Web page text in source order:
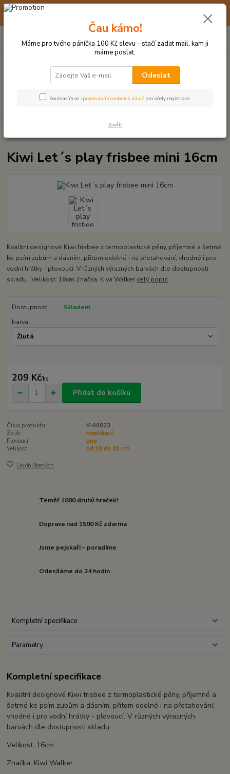
☀️ 10. - 14. SRPNA 2026 MÁME DOVOLENOU ☀️ OBJEDNÁVKY
Hledat
po–pá: 9–17 hod.
za0 Kč
MÍČKY, APORTY, TALÍŘE, HÁZEČE
Kiwi Let´s play frisbee mini 16cm
Kvalitní designové Kiwi frisbee z termoplastické pěny, příjemné a šetrné
ke psím zubům a dásním, přitom odolné i na přetahování, vhodné i pro
vodní hrátky - plovoucí. V různých výrazných barvách dle dostupnosti
skladu. Velikost: 16cm Značka: Kiwi Walker celý popis
Dostupnost
Skladem
barva
209 Kč/ks
Přidat do košíku
Číslo produktu:
K-00823
Zvuk:
nepískací
Plovoucí:
ano
Velikost:
od 10 do 20 cm
Do oblíbených
Téměř 1800 druhů hraček!
Doprava nad 1500 Kč zdarma
Jsme pejskaři – poradíme
Odesíláme do 24 hodin
Kompletní specifikace
Parametry
Kompletní specifikace
Kvalitní designové Kiwi frisbee z termoplastické pěny, příjemné a
šetrné ke psím zubům a dásním, přitom odolné i na přetahování,
vhodné i pro vodní hrátky - plovoucí. V různých výrazných
barvách dle dostupnosti skladu.
Velikost: 16cm
Značka: Kiwi Walker
Čau kámo!
Máme pro tvého páníčka 100 Kč slevu - stačí zadat mail, kam ji
máme poslat.
Odeslat
Souhlasím se zpracováním osobních údajů pro účely registrace.
Zavřít